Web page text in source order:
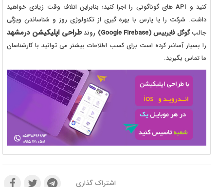
کنید و API های گوناگونی را اجرا کنید؛ بنابراین اتلاف وقت زیادی خواهید
داشت. شرکت را یا پارس با بهره گیری از تکنولوژی روز و شناساندن ویژگی
جالبگوگل فایربیس (Google Firebase
) روندطراحی اپلیکیشن درمشهد
را بسیار آسانتر کرده است برای کسب اطلاعات بیشتر می توانید با کارشناسان
ما تماس بگیرید.
اشتراک گذاری